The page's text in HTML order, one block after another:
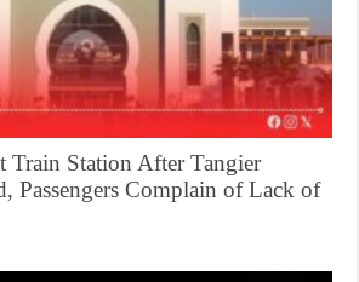
Train Station After Tangier
Passengers Complain of Lack of